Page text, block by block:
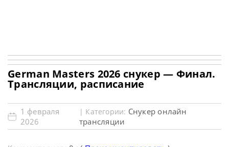
German Masters 2026 снукер — Финал.
Трансляции, расписание
1 февраля
2026
| Категории: Снукер онлайн
трансляции